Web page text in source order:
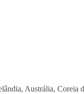
Austrália, Coreia